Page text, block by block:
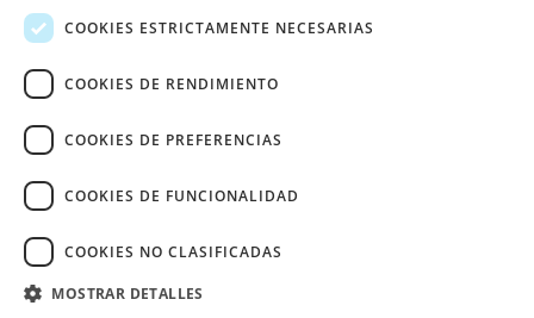
Colombia Salsa Dura
Colombia Vallenata
Colombia Pop Rock
Colombia Bohemia
Colombia Lounge
Colombia Urbana
Colombia Gospel
Viejoteca de Richy
COOKIES ESTRICTAMENTE NECESARIAS
COOKIES DE RENDIMIENTO
COOKIES DE PREFERENCIAS
COOKIES DE FUNCIONALIDAD
COOKIES NO CLASIFICADAS
MOSTRAR DETALLES